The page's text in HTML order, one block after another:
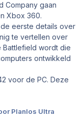
Company gaan
Xbox 360.
eerste details over
te vertellen over
Battlefield wordt die
ontwikkeld
voor de PC. Deze
Planlos Ultra